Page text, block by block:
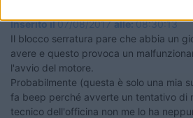
Inserito il07/08/2017 alle:08:30:13
Il blocco serratura pare che abbia un
avere e questo provoca un
l'avvio del motore.
Probabilmente (questa è solo una mia
fa beep perché avverte un tentativo di
tecnico dell'officina non me lo ha